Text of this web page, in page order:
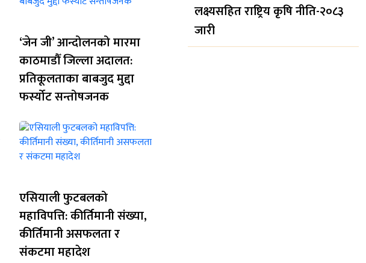
‘जेन जी’ आन्दोलनको मारमा
काठमाडौँ जिल्ला अदालत:
प्रतिकूलताका बाबजुद मुद्दा
फर्स्योट सन्तोषजनक
एसियाली फुटबलको
महाविपत्ति: कीर्तिमानी संख्या,
कीर्तिमानी असफलता र
संकटमा महादेश
लक्ष्यसहित राष्ट्रिय कृषि नीति-२०८३
जारी